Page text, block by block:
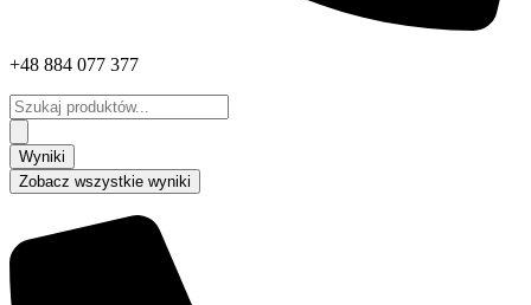
+48 884 077 377
Search
...
Wyniki
Zobacz wszystkie wyniki